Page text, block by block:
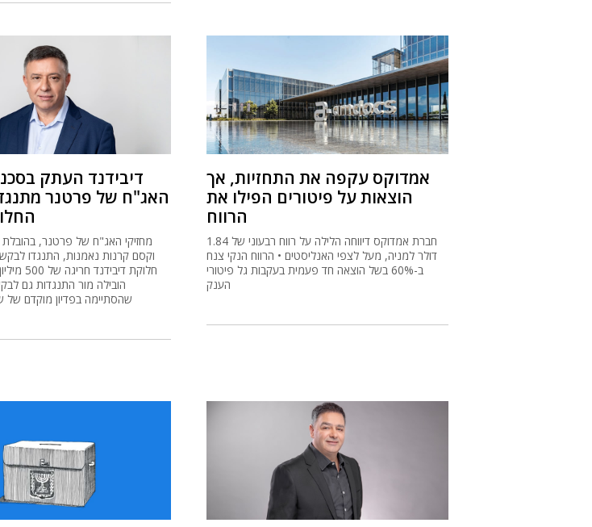
דיבידנד העתק
האג"ח של פרטנר
מחזיקי האג"ח של פרטנר, בהובלת
וקסם קרנות נאמנות, התנגדו
חלוקת
הובילה מור התנגדות גם
שהסתיימה בפדיון מוקדם
אמדוקס עקפה את התחזיות, אך
הוצאות על פיטורים הפילו את
הרווח
חברת אמדוקס דיווחה הלילה על רווח רבעוני של 1.84
דולר למניה, מעל לצפי האנליסטים • הרווח הנקי צנח
ב-60% בשל הוצאה חד פעמית בעקבות גל פיטורי
הענק